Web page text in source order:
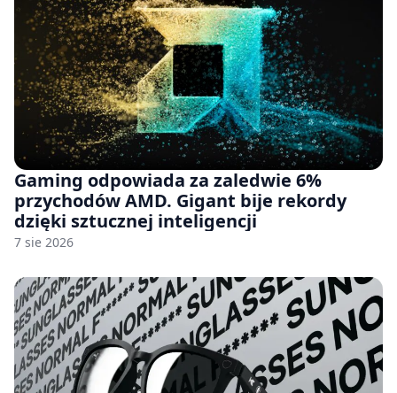
Gaming odpowiada za zaledwie 6%
przychodów AMD. Gigant bije rekordy
dzięki sztucznej inteligencji
7 sie 2026